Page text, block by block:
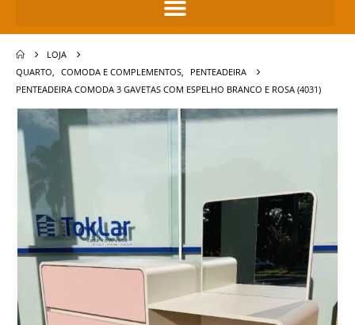
LOJA
QUARTO
COMODA E COMPLEMENTOS
PENTEADEIRA
PENTEADEIRA COMODA 3 GAVETAS COM ESPELHO BRANCO E ROSA (4031)